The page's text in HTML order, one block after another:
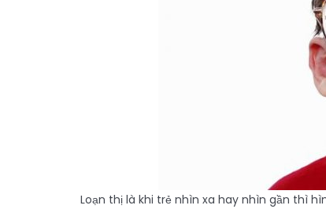
Loạn thị là khi trẻ nhìn xa hay nhìn gần thì